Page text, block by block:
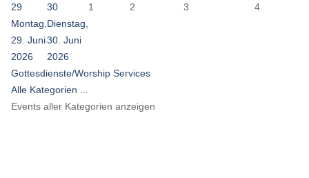
29
Montag,
29. Juni
2026
30
Dienstag,
30. Juni
2026
1 2 3 4
Gottesdienste/Worship Services
Alle Kategorien ...
Events aller Kategorien anzeigen